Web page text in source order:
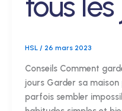
HSL / 26 mars 2023
Conseils Comment
jours Garder sa
parfois sembler